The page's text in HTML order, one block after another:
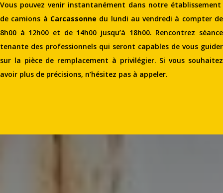
Vous pouvez venir instantanément dans notre établissement
de camions à Carcassonne du lundi au vendredi à compter de
8h00 à 12h00 et de 14h00 jusqu’à 18h00. Rencontrez séance
tenante des professionnels qui seront capables de vous guider
sur la pièce de remplacement à privilégier. Si vous souhaitez
avoir plus de précisions, n’hésitez pas à appeler.